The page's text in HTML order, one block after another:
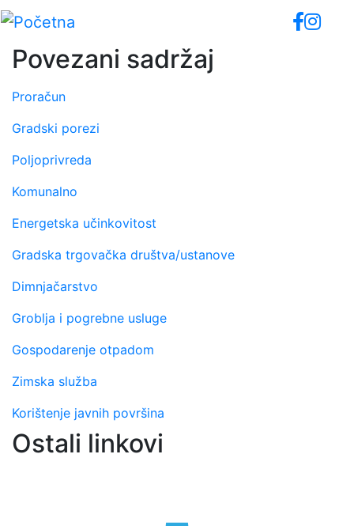
Skip
main
content
Povezani sadržaj
Proračun
Gradski porezi
Poljoprivreda
Komunalno
Energetska učinkovitost
Gradska trgovačka društva/ustanove
Dimnjačarstvo
Groblja i pogrebne usluge
Gospodarenje otpadom
Zimska služba
Korištenje javnih površina
Ostali linkovi